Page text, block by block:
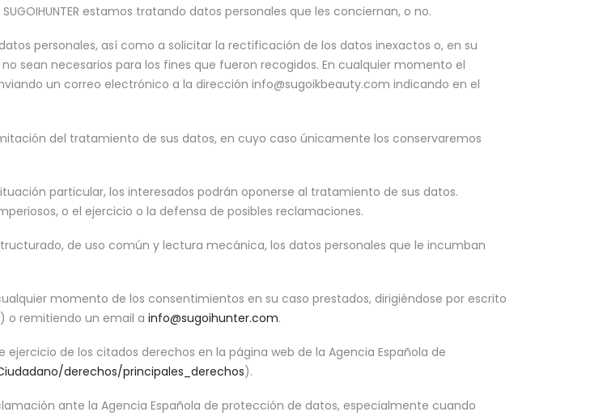
estamos tratando datos personales que les conciernan, o no.
personales, así como a solicitar la rectificación de los datos inexactos o, en su
sean necesarios para los fines que fueron recogidos. En cualquier momento el
un correo electrónico a la dirección info@sugoikbeauty.com indicando en el
del tratamiento de sus datos, en cuyo caso únicamente los conservaremos
particular, los interesados podrán oponerse al tratamiento de sus datos.
o el ejercicio o la defensa de posibles reclamaciones.
de uso común y lectura mecánica, los datos personales que le incumban
momento de los consentimientos en su caso prestados, dirigiéndose por escrito
o remitiendo un email a info@sugoihunter.com.
de los citados derechos en la página web de la Agencia Española de
derechos/principales_derechos).
ante la Agencia Española de protección de datos, especialmente cuando